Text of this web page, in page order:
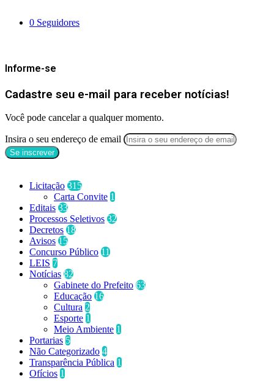
0 Seguidores
Informe-se
Cadastre seu e-mail para receber notícias!
Você pode cancelar a qualquer momento.
Insira o seu endereço de email
Licitação 315
Carta Convite 1
Editais 33
Processos Seletivos 32
Decretos 18
Avisos 15
Concurso Público 11
LEIS 7
Notícias 82
Gabinete do Prefeito 63
Educação 16
Cultura 2
Esporte 1
Meio Ambiente 1
Portarias 5
Não Categorizado 4
Transparência Pública 1
Ofícios 1